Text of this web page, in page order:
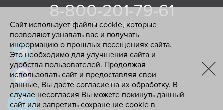
8-800-201-79-61
Запчасти по всей России
Перейти на полную версию
Подбор
запчасти
Сайт использует файлы cookie, которые
позволяют узнавать вас и получать
информацию о прошлых посещениях сайта.
Это необходимо для улучшения сайта и
удобства пользователей. Продолжая
использовать сайт и предоставляя свои
данные, Вы даете согласие на их обработку. В
случае несогласия Вы можете покинуть данный
сайт или запретить сохранение cookie в